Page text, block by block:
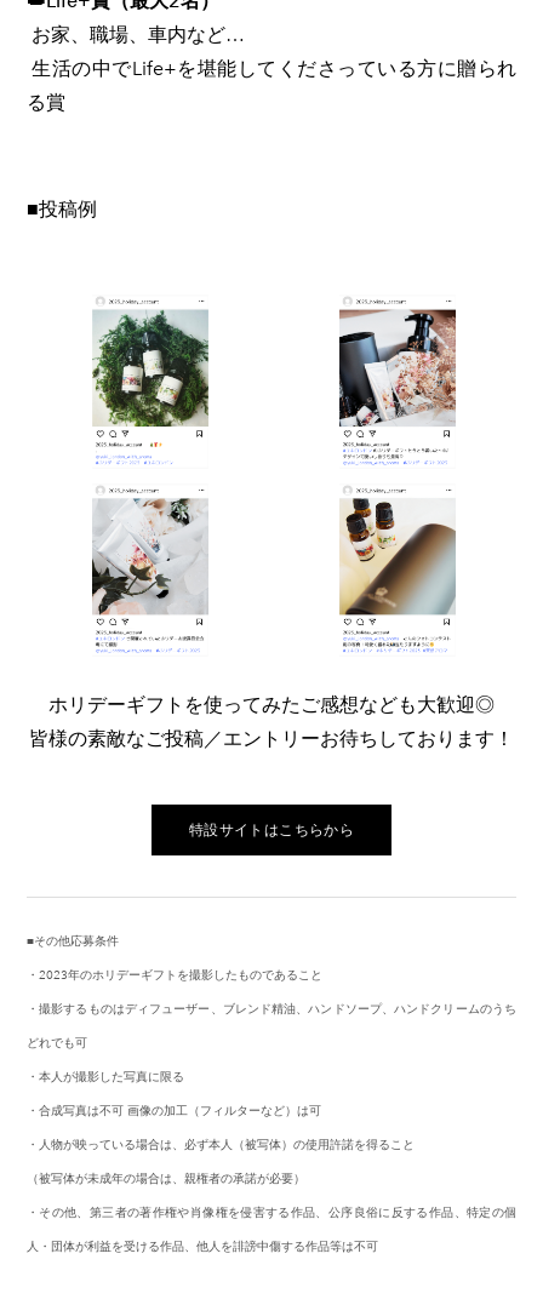
お家、職場、車内など…
生活の中でLife+を堪能してくださっている方に贈られ
る賞
■投稿例
ホリデーギフトを使ってみたご感想なども大歓迎◎
​皆様の素敵なご投稿／エントリーお待ちしております！
特設サイトはこちらから
■その他応募条件
・2023年のホリデーギフトを撮影したものであること
・撮影するものはディフューザー、ブレンド精油、ハンドソープ、ハンドクリームのうち
どれでも可
・本人が撮影した写真に限る
・合成写真は不可 画像の加工（フィルターなど）は可
・人物が映っている場合は、必ず本人（被写体）の使用許諾を得ること
（被写体が未成年の場合は、親権者の承諾が必要）
・その他、第三者の著作権や肖像権を侵害する作品、公序良俗に反する作品、特定の個
人・団体が利益を受ける作品、他人を誹謗中傷する作品等は不可